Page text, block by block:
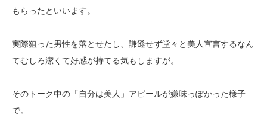
もらったといいます。
実際狙った男性を落とせたし、謙遜せず堂々と美人宣言するなん
てむしろ潔くて好感が持てる気もしますが。
そのトーク中の「自分は美人」アピールが嫌味っぽかった様子
で。